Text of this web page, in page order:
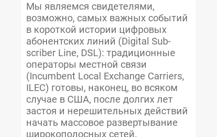
Мы являемся свидетелями,
возможно, самых важных событий
в короткой истории цифровых
абонентских линий (Digital Sub-
scriber Line, DSL): традиционные
операторы местной связи
(Incumbent Local Exchange Carriers,
ILEC) готовы, наконец, во всяком
случае в США, после долгих лет
застоя и нерешительных действий
начать массовое развертывание
широкополосных сетей.